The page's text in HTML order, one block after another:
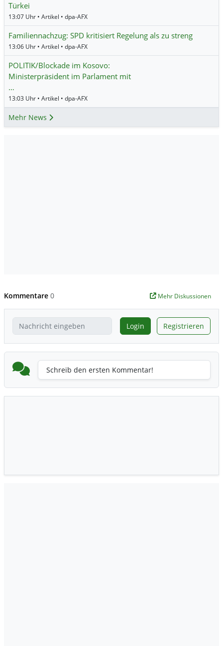
Türkei
13:07 Uhr • Artikel • dpa-AFX
Familiennachzug: SPD kritisiert Regelung als zu streng
13:06 Uhr • Artikel • dpa-AFX
POLITIK/Blockade im Kosovo:
Ministerpräsident im Parlament mit
…
13:03 Uhr • Artikel • dpa-AFX
Mehr News
Kommentare 0 Mehr Diskussionen
Login Registrieren
Schreib den ersten Kommentar!